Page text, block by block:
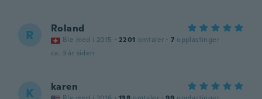
R Roland
Ble med i 2015 · 2201 omtaler · 7 opplastinger
ca. 3 år siden
K karen